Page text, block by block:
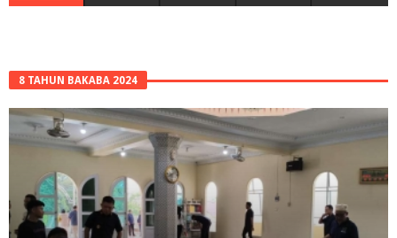
8 TAHUN BAKABA 2024